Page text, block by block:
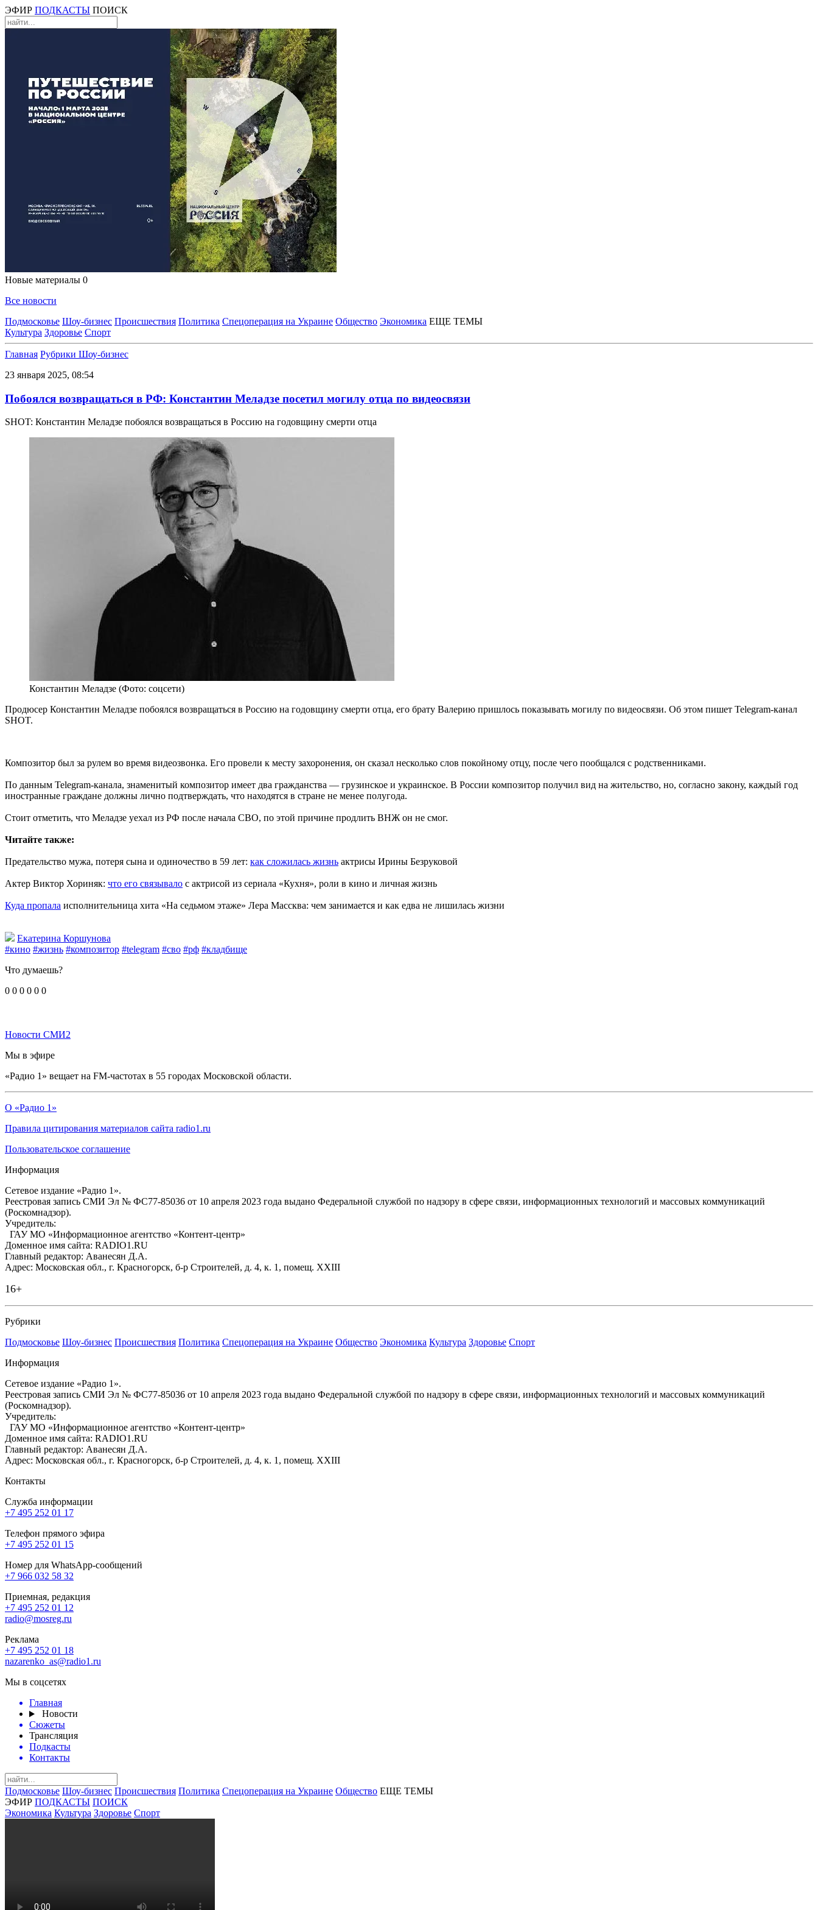
ЭФИР ПОДКАСТЫ ПОИСК
Новые материалы 0
Все новости
Подмосковье Шоу-бизнес Происшествия Политика Спецоперация на Украине Общество Экономика ЕЩЕ ТЕМЫ
Культура Здоровье Спорт
Главная Рубрики Шоу-бизнес
23 января 2025, 08:54
Побоялся возвращаться в РФ: Константин Меладзе посетил могилу отца по видеосвязи
SHOT: Константин Меладзе побоялся возвращаться в Россию на годовщину смерти отца
Константин Меладзе (Фото: соцсети)
Продюсер Константин Меладзе побоялся возвращаться в Россию на годовщину смерти отца, его брату Валерию пришлось показывать могилу по видеосвязи. Об этом пишет Telegram-канал
SHOT.
Композитор был за рулем во время видеозвонка. Его провели к месту захоронения, он сказал несколько слов покойному отцу, после чего пообщался с родственниками.
По данным Telegram-канала, знаменитый композитор имеет два гражданства — грузинское и украинское. В России композитор получил вид на жительство, но, согласно закону, каждый год
иностранные граждане должны лично подтверждать, что находятся в стране не менее полугода.
Стоит отметить, что Меладзе уехал из РФ после начала СВО, по этой причине продлить ВНЖ он не смог.
Читайте также:
Предательство мужа, потеря сына и одиночество в 59 лет: как сложилась жизнь актрисы Ирины Безруковой
Актер Виктор Хориняк: что его связывало с актрисой из сериала «Кухня», роли в кино и личная жизнь
Куда пропала исполнительница хита «На седьмом этаже» Лера Массква: чем занимается и как едва не лишилась жизни
Екатерина Коршунова
#кино #жизнь #композитор #telegram #сво #рф #кладбище
Что думаешь?
0 0 0 0 0 0
Новости СМИ2
Мы в эфире
«Радио 1» вещает на FM-частотах в 55 городах Московской области.
О «Радио 1»
Правила цитирования материалов сайта radio1.ru
Пользовательское соглашение
Информация
Сетевое издание «Радио 1».
Реестровая запись СМИ Эл № ФС77-85036 от 10 апреля 2023 года выдано Федеральной службой по надзору в сфере связи, информационных технологий и массовых коммуникаций
(Роскомнадзор).
Учредитель:
ГАУ МО «Информационное агентство «Контент-центр»
Доменное имя сайта: RADIO1.RU
Главный редактор: Аванесян Д.А.
Адрес: Московская обл., г. Красногорск, б-р Строителей, д. 4, к. 1, помещ. XXIII
16+
Рубрики
Подмосковье Шоу-бизнес Происшествия Политика Спецоперация на Украине Общество Экономика Культура Здоровье Спорт
Информация
Сетевое издание «Радио 1».
Реестровая запись СМИ Эл № ФС77-85036 от 10 апреля 2023 года выдано Федеральной службой по надзору в сфере связи, информационных технологий и массовых коммуникаций
(Роскомнадзор).
Учредитель:
ГАУ МО «Информационное агентство «Контент-центр»
Доменное имя сайта: RADIO1.RU
Главный редактор: Аванесян Д.А.
Адрес: Московская обл., г. Красногорск, б-р Строителей, д. 4, к. 1, помещ. XXIII
Контакты
Служба информации
+7 495 252 01 17
Телефон прямого эфира
+7 495 252 01 15
Номер для WhatsApp-сообщений
+7 966 032 58 32
Приемная, редакция
+7 495 252 01 12
radio@mosreg.ru
Реклама
+7 495 252 01 18
nazarenko_as@radio1.ru
Мы в соцсетях
Главная
Новости
Сюжеты
Трансляция
Подкасты
Контакты
Подмосковье Шоу-бизнес Происшествия Политика Спецоперация на Украине Общество ЕЩЕ ТЕМЫ
ЭФИР ПОДКАСТЫ ПОИСК
Экономика Культура Здоровье Спорт